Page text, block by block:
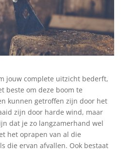
jouw complete uitzicht bederft,
beste om deze boom te
kunnen getroffen zijn door het
zijn door harde wind, maar
dat je zo langzamerhand wel
het oprapen van al die
die ervan afvallen. Ook bestaat